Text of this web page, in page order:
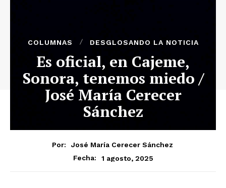
COLUMNAS DESGLOSANDO LA NOTICIA
Es oficial, en Cajeme,
Sonora, tenemos miedo /
José María Cerecer
Sánchez
Por:
José María Cerecer Sánchez
Fecha:
1 agosto, 2025